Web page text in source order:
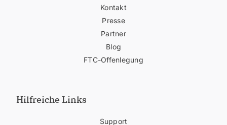
Kontakt
Presse
Partner
Blog
FTC-Offenlegung
Hilfreiche Links
Support